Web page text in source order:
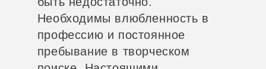
Необходимы влюбленность в
профессию и постоянное
пребывание в творческом